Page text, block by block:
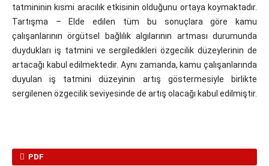
tatmininin kısmi aracılık etkisinin olduğunu ortaya koymaktadır.
Tartışma – Elde edilen tüm bu sonuçlara göre kamu
çalışanlarının örgütsel bağlılık algılarının artması durumunda
duydukları iş tatmini ve sergiledikleri özgecilik düzeylerinin de
artacağı kabul edilmektedir. Aynı zamanda, kamu çalışanlarında
duyulan iş tatmini düzeyinin artış göstermesiyle birlikte
sergilenen özgecilik seviyesinde de artış olacağı kabul edilmiştir.
PDF